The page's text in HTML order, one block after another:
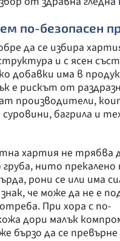
по-безопасен
да се избира
и с ясен
добавки има в
е рискът от
производители,
багрила и
хартия не трябва
нито
рони се или има
че може да не е
При хора с по-
дори малък
бързо да се превърне